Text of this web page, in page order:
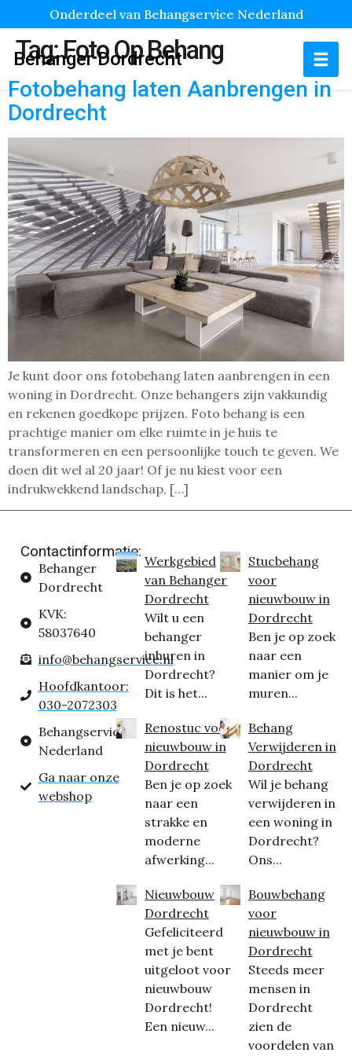
Onderdeel van Behangservice Nederland
Behanger Dordrecht
Tag:Foto Op Behang
Fotobehang laten Aanbrengen in
Dordrecht
Je kunt door ons fotobehang laten aanbrengen in een
woning in Dordrecht. Onze behangers zijn vakkundig
en rekenen goedkope prijzen. Foto behang is een
prachtige manier om elke ruimte in je huis te
transformeren en een persoonlijke touch te geven. We
doen dit wel al 20 jaar! Of je nu kiest voor een
indrukwekkend landschap, […]
Contactinformatie:
Behanger
Dordrecht
KVK:
58037640
info@behangservice.nl
Hoofdkantoor:
030-2072303
Behangservice
Nederland
Ga naar onze
webshop
Werkgebied
van Behanger
Dordrecht
Wilt u een
behanger
inhuren in
Dordrecht?
Dit is het...
Renostuc voor
nieuwbouw in
Dordrecht
Ben je op zoek
naar een
strakke en
moderne
afwerking...
Nieuwbouw
Dordrecht
Gefeliciteerd
met je bent
uitgeloot voor
nieuwbouw
Dordrecht!
Een nieuw...
Stucbehang
voor
nieuwbouw in
Dordrecht
Ben je op zoek
naar een
manier om je
muren...
Behang
Verwijderen in
Dordrecht
Wil je behang
verwijderen in
een woning in
Dordrecht?
Ons...
Bouwbehang
voor
nieuwbouw in
Dordrecht
Steeds meer
mensen in
Dordrecht
zien de
voordelen van